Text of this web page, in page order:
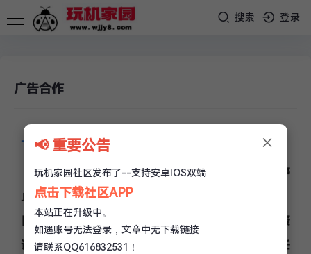
搜索 登录
广告合作
一、本站简介：
玩机家园资源网为了给大家更好的用户体验，从未停
止过更新、优化！资源越来越丰富，人气也越来越旺！
日IP4000+！本站以分享资源为主，同时发布最新的资
讯，各类好玩的、有趣的都可以在这里找到！如果有任
×
📢 重要公告
玩机家园社区发布了--支持安卓IOS双端
点击下载社区APP
本站正在升级中。
如遇账号无法登录，文章中无下载链接
请联系QQ616832531！